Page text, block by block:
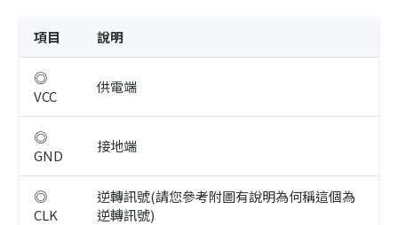
項目 說明
◎
VCC
供電端
◎
GND
接地端
◎
CLK
逆轉訊號(請您參考附圖有說明為何稱這個為
逆轉訊號)